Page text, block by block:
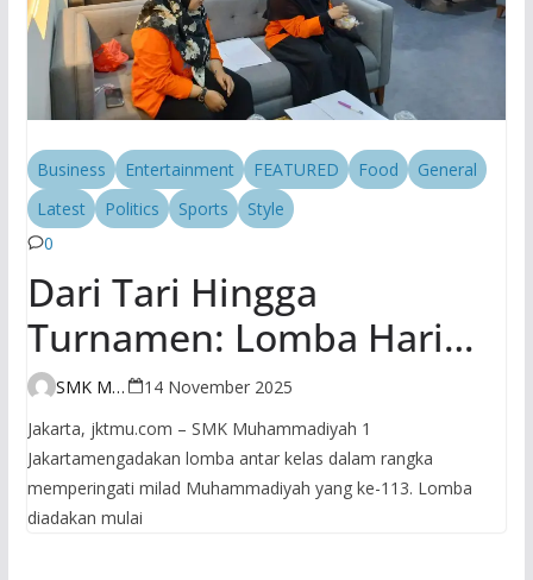
Business Entertainment FEATURED Food
General
Latest
Politics Sports
Style
0
Dari Tari Hingga
Turnamen: Lomba Hari
Kedua SMK
Muhammadiyah 1 Jakarta
Bikin Milad
Muhammadiyah Makin
SMK Muhammadiyah 1 Jakarta
14 November 2025
Jakarta, jktmu.com – SMK Muhammadiyah 1
Jakartamengadakan lomba antar kelas dalam rangka
memperingati milad Muhammadiyah yang ke-113. Lomba
diadakan mulai